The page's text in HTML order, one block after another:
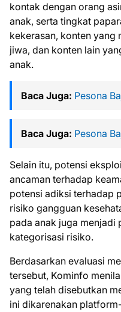
kontak dengan orang
anak, serta tingkat
kekerasan, konten yang
jiwa, dan konten lain
anak.
Baca Juga: Pesona
Baca Juga: Pesona
Selain itu, potensi
ancaman terhadap
potensi adiksi terhadap
risiko gangguan
pada anak juga menjadi
kategorisasi risiko.
Berdasarkan evaluasi
tersebut, Kominfo
yang telah disebutkan
ini dikarenakan